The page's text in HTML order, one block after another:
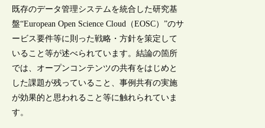
既存のデータ管理システムを統合した研究基
盤“European Open Science Cloud（EOSC）”のサ
ービス要件等に則った戦略・方針を策定して
いること等が述べられています。結論の箇所
では、オープンコンテンツの共有をはじめと
した課題が残っていること、事例共有の実施
が効果的と思われること等に触れられていま
す。